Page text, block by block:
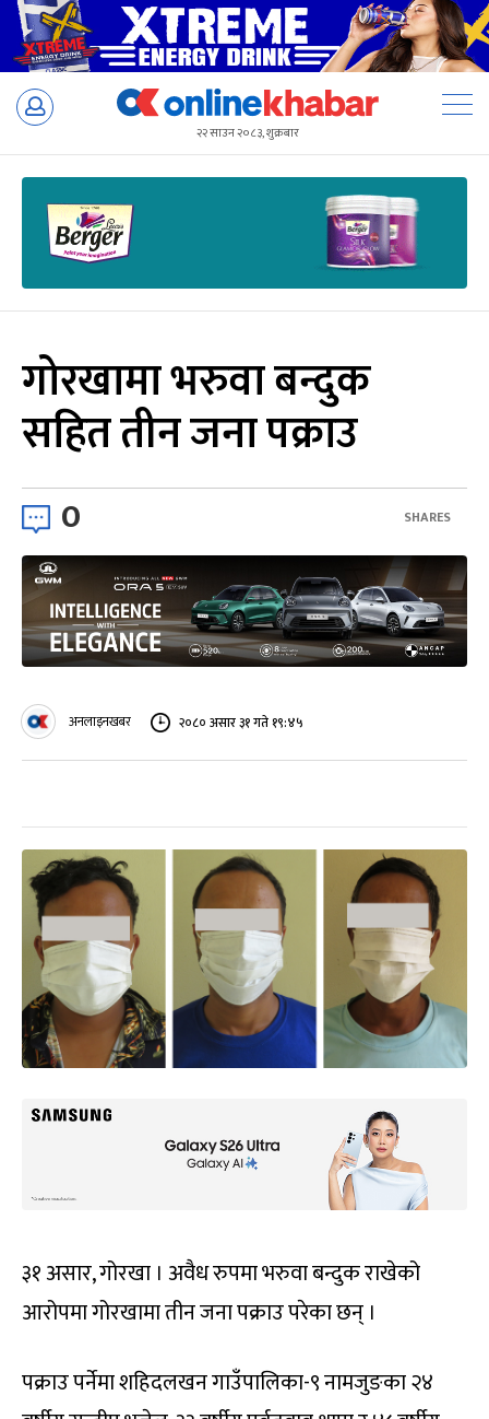
Skip
२२ साउन २०८३, शुक्रबार
गोरखामा भरुवा बन्दुक
सहित तीन जना पक्राउ
0 SHARES
अनलाइनखबर २०८० असार ३१ गते १९:४५
३१ असार, गोरखा । अवैध रुपमा भरुवा बन्दुक राखेको
आरोपमा गोरखामा तीन जना पक्राउ परेका छन् ।
पक्राउ पर्नेमा शहिदलखन गाउँपालिका-९ नामजुङका २४